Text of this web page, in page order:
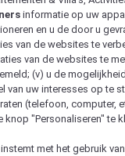
informatie op uw
en u de door u
van de websites te
van de websites te
(v) u de
van uw interesses op te
(telefoon, computer,
knop "Personaliseren" te
met het gebruik